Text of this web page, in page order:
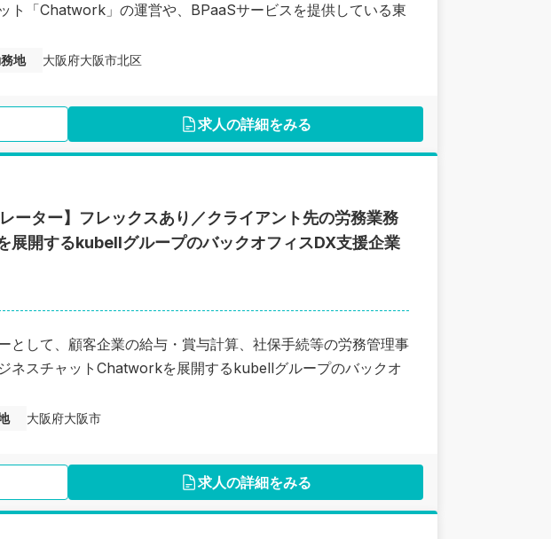
ト「Chatwork」の運営や、BPaaSサービスを提供している東
地 大阪府大阪市北区
求人の詳細をみる
ーター】フレックスあり／クライアント先の労務業務
開するkubellグループのバックオフィスDX支援企業
として、顧客企業の給与・賞与計算、社保手続等の労務管理事
ネスチャットChatworkを展開するkubellグループのバックオ
大阪府大阪市
求人の詳細をみる